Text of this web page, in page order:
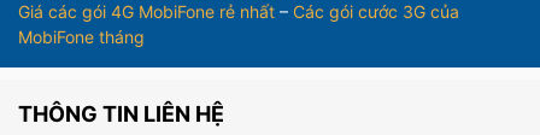
Giá các gói 4G MobiFone rẻ nhất – Các gói cước 3G của
MobiFone tháng
THÔNG TIN LIÊN HỆ